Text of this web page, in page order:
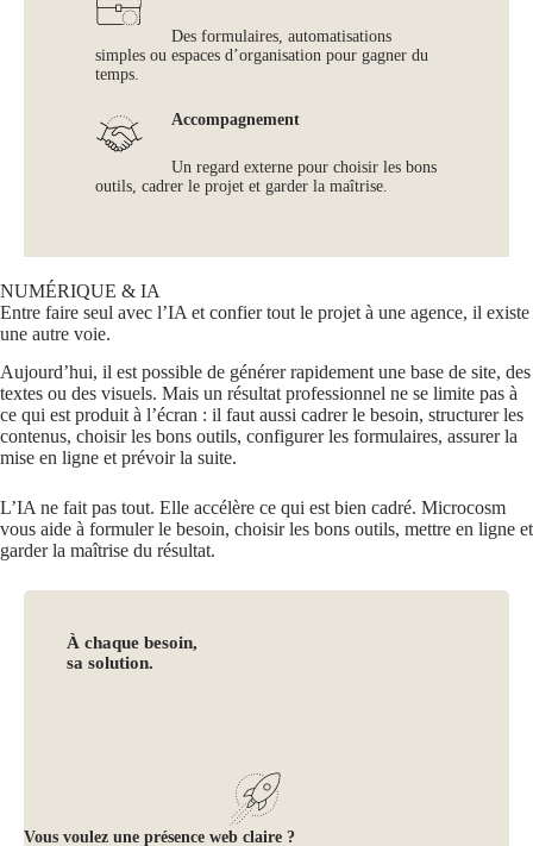
Des formulaires, automatisations
simples ou espaces d’organisation pour gagner du
temps.
Accompagnement
Un regard externe pour choisir les bons
outils, cadrer le projet et garder la maîtrise.
NUMÉRIQUE & IA
Entre faire seul avec l’IA et confier tout le projet à une agence, il existe
une autre voie.
Aujourd’hui, il est possible de générer rapidement une base de site, des
textes ou des visuels. Mais un résultat professionnel ne se limite pas à
ce qui est produit à l’écran : il faut aussi cadrer le besoin, structurer les
contenus, choisir les bons outils, configurer les formulaires, assurer la
mise en ligne et prévoir la suite.
L’IA ne fait pas tout. Elle accélère ce qui est bien cadré. Microcosm
vous aide à formuler le besoin, choisir les bons outils, mettre en ligne et
garder la maîtrise du résultat.
À chaque besoin,
sa solution.
Vous voulez une présence web claire ?